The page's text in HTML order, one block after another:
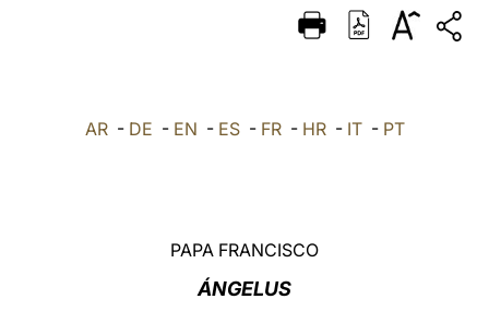
DEUTSCH
العربيّة AR- DE - EN - ES- FR- HR- IT- PT
PAPA FRANCISCO
ÁNGELUS